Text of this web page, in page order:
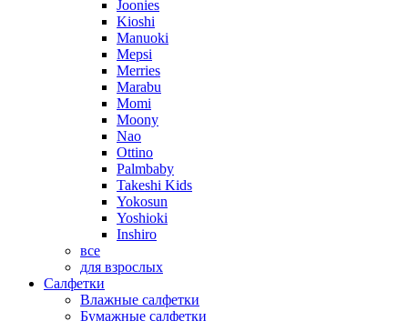
Joonies
Kioshi
Manuoki
Mepsi
Merries
Marabu
Momi
Moony
Nao
Ottino
Palmbaby
Takeshi Kids
Yokosun
Yoshioki
Inshiro
все
для взрослых
Салфетки
Влажные салфетки
Бумажные салфетки